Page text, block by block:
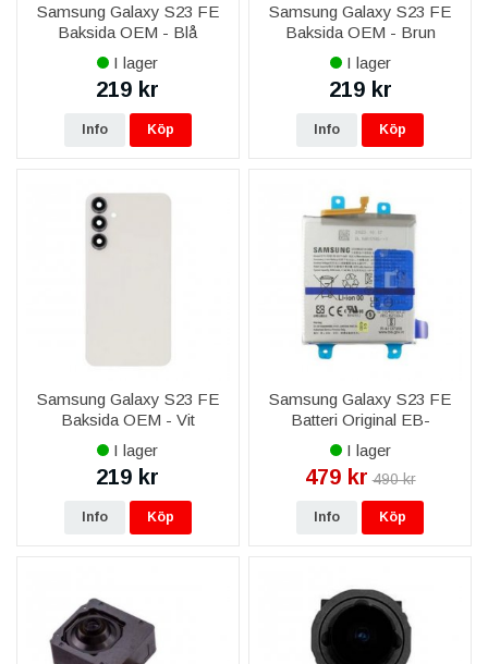
Samsung Galaxy S23 FE
Baksida OEM - Blå
I lager
219 kr
Info Köp
Samsung Galaxy S23 FE
Baksida OEM - Brun
I lager
219 kr
Info Köp
Samsung Galaxy S23 FE
Baksida OEM - Vit
I lager
219 kr
Info Köp
Samsung Galaxy S23 FE
Batteri Original EB-
BS711ABY
I lager
479 kr 490 kr
Info Köp